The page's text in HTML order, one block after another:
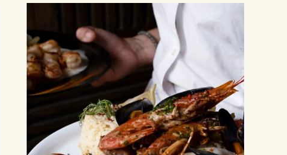
Saveurs
Catalanes